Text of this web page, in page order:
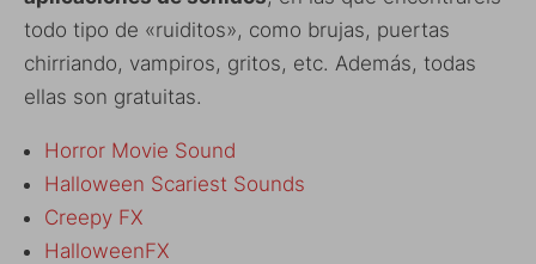
todo tipo de «ruiditos», como brujas, puertas
chirriando, vampiros, gritos, etc. Además, todas
ellas son gratuitas.
Horror Movie Sound
Halloween Scariest Sounds
Creepy FX
HalloweenFX